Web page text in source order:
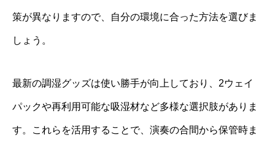
策が異なりますので、自分の環境に合った方法を選びま
しょう。
最新の調湿グッズは使い勝手が向上しており、2ウェイ
パックや再利用可能な吸湿材など多様な選択肢がありま
す。これらを活用することで、演奏の合間から保管時ま